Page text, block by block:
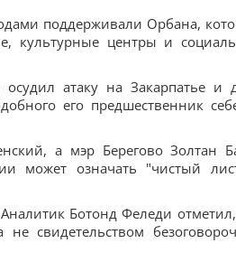
поддерживали Орбана,
культурные центры и
атаку на Закарпатье и
его предшественник
а мэр Берегово Золтан
может означать "чистый
Ботонд Феледи
свидетельством